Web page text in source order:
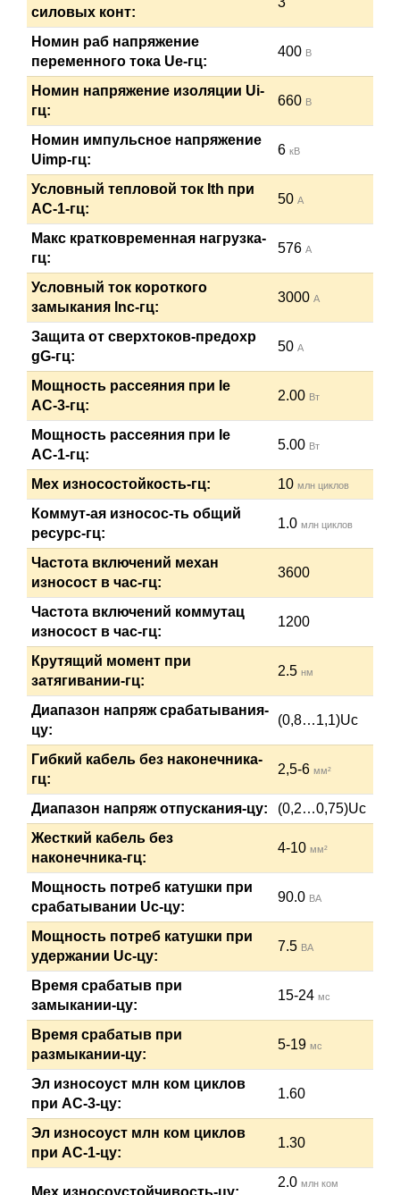
силовых конт:
Номин раб напряжение
переменного тока Ue-гц:
400 В
Номин напряжение изоляции Ui-
гц:
660 В
Номин импульсное напряжение
Uimp-гц:
6 кВ
Условный тепловой ток Ith при
АС-1-гц:
50 А
Макс кратковременная нагрузка-
гц:
576 А
Условный ток короткого
замыкания Inc-гц:
3000 А
Защита от сверхтоков-предохр
gG-гц:
50 А
Мощность рассеяния при Ie
АС-3-гц:
2.00 Вт
Мощность рассеяния при Ie
АС-1-гц:
5.00 Вт
Мех износостойкость-гц: 10 млн циклов
Коммут-ая износос-ть общий
ресурс-гц:
1.0 млн циклов
Частота включений механ
износост в час-гц:
3600
Частота включений коммутац
износост в час-гц:
1200
Крутящий момент при
затягивании-гц:
2.5 нм
Диапазон напряж срабатывания-
цу:
(0,8…1,1)Uc
Гибкий кабель без наконечника-
гц:
2,5-6 мм²
Диапазон напряж отпускания-цу:
(0,2…0,75)Uc
Жесткий кабель без
наконечника-гц:
4-10 мм²
Мощность потреб катушки при
срабатывании Uc-цу:
90.0 ВА
Мощность потреб катушки при
удержании Uc-цу:
7.5 ВА
Время срабатыв при
замыкании-цу:
15-24 мс
Время срабатыв при
размыкании-цу:
5-19 мс
Эл износоуст млн ком циклов
при АС-3-цу:
1.60
Эл износоуст млн ком циклов
при АС-1-цу:
1.30
2.0 млн ком